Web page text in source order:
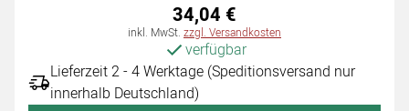
34,04 €
Steuerhinweis:
inkl. MwSt. zzgl. Versandkosten
verfügbar
Lieferzeit 2 - 4 Werktage (Speditionsversand nur
innerhalb Deutschland)